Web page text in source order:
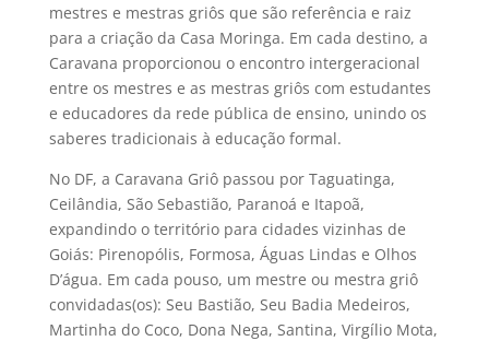
mestres e mestras griôs que são referência e raiz
para a criação da Casa Moringa. Em cada destino, a
Caravana proporcionou o encontro intergeracional
entre os mestres e as mestras griôs com estudantes
e educadores da rede pública de ensino, unindo os
saberes tradicionais à educação formal.
No DF, a Caravana Griô passou por Taguatinga,
Ceilândia, São Sebastião, Paranoá e Itapoã,
expandindo o território para cidades vizinhas de
Goiás: Pirenopólis, Formosa, Águas Lindas e Olhos
D’água. Em cada pouso, um mestre ou mestra griô
convidadas(os): Seu Bastião, Seu Badia Medeiros,
Martinha do Coco, Dona Nega, Santina, Virgílio Mota,